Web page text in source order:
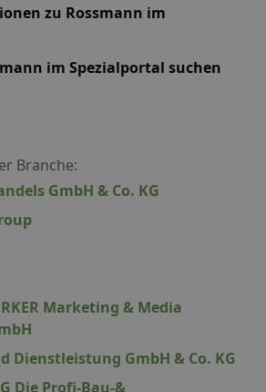
zu Rossmann im
im Spezialportal suchen
Branche:
GmbH & Co. KG
Marketing & Media
Dienstleistung GmbH & Co. KG
Die Profi-Bau-&